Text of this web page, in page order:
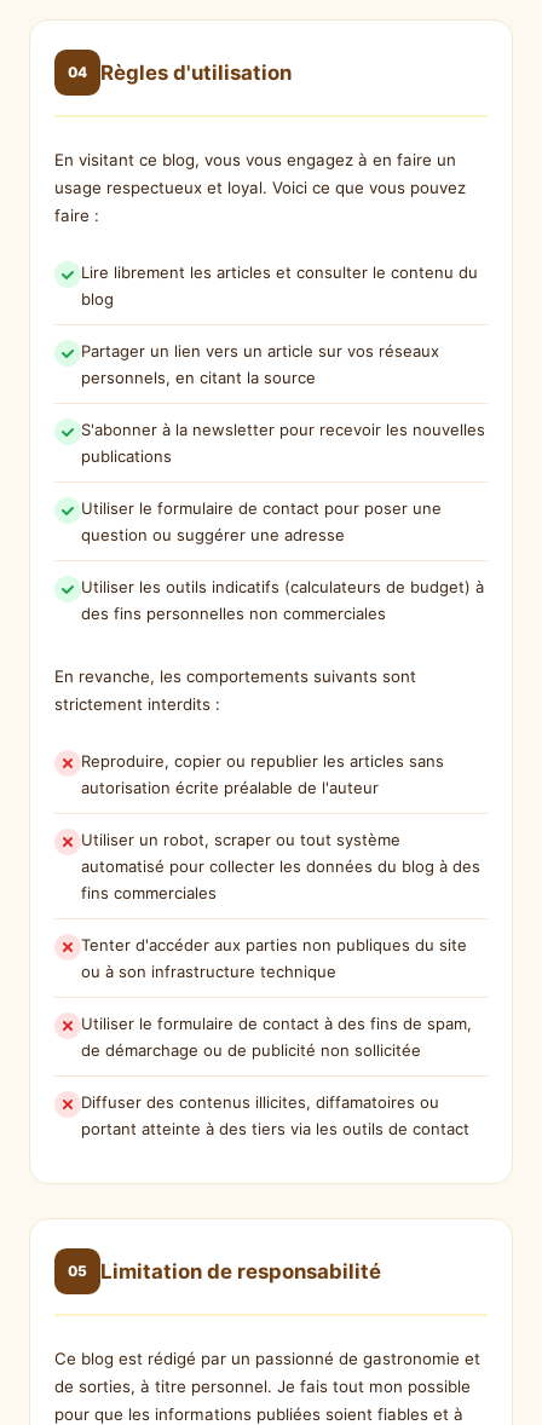
04 Règles d'utilisation
En visitant ce blog, vous vous engagez à en faire un
usage respectueux et loyal. Voici ce que vous pouvez
faire :
Lire librement les articles et consulter le contenu du
blog
Partager un lien vers un article sur vos réseaux
personnels, en citant la source
S'abonner à la newsletter pour recevoir les nouvelles
publications
Utiliser le formulaire de contact pour poser une
question ou suggérer une adresse
Utiliser les outils indicatifs (calculateurs de budget) à
des fins personnelles non commerciales
En revanche, les comportements suivants sont
strictement interdits :
Reproduire, copier ou republier les articles sans
autorisation écrite préalable de l'auteur
Utiliser un robot, scraper ou tout système
automatisé pour collecter les données du blog à des
fins commerciales
Tenter d'accéder aux parties non publiques du site
ou à son infrastructure technique
Utiliser le formulaire de contact à des fins de spam,
de démarchage ou de publicité non sollicitée
Diffuser des contenus illicites, diffamatoires ou
portant atteinte à des tiers via les outils de contact
05 Limitation de responsabilité
Ce blog est rédigé par un passionné de gastronomie et
de sorties, à titre personnel. Je fais tout mon possible
pour que les informations publiées soient fiables et à